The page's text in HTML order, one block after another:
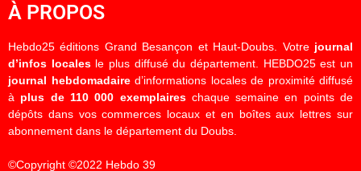
À PROPOS
Hebdo25 éditions Grand Besançon et Haut-Doubs. Votre journal
d’infos localesle plus diffusé du département. HEBDO25 est un
journal hebdomadaired’informations locales de proximité diffusé
à plus de 110 000 exemplaireschaque semaine en points de
dépôts dans vos commerces locaux et en boîtes aux lettres sur
abonnement dans le département du Doubs.
©Copyright ©2022 Hebdo 39